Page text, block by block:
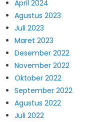
April 2024
Agustus 2023
Juli 2023
Maret 2023
Desember 2022
November 2022
Oktober 2022
September 2022
Agustus 2022
Juli 2022